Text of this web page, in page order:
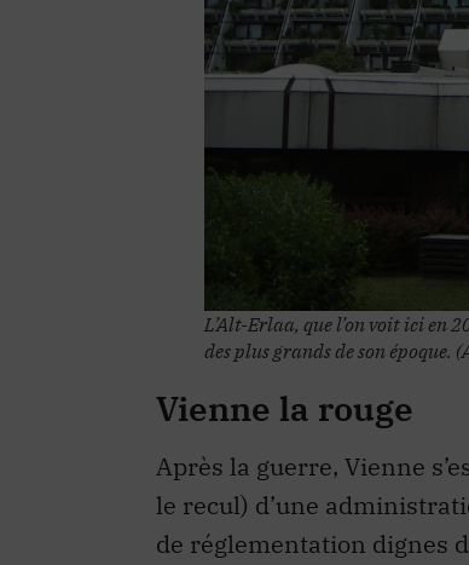
L’Alt-Erlaa, que l’on voit ici en
des plus grands de son époque.
Vienne la rouge
Après la guerre, Vienne
le recul) d’une
de réglementation dignes